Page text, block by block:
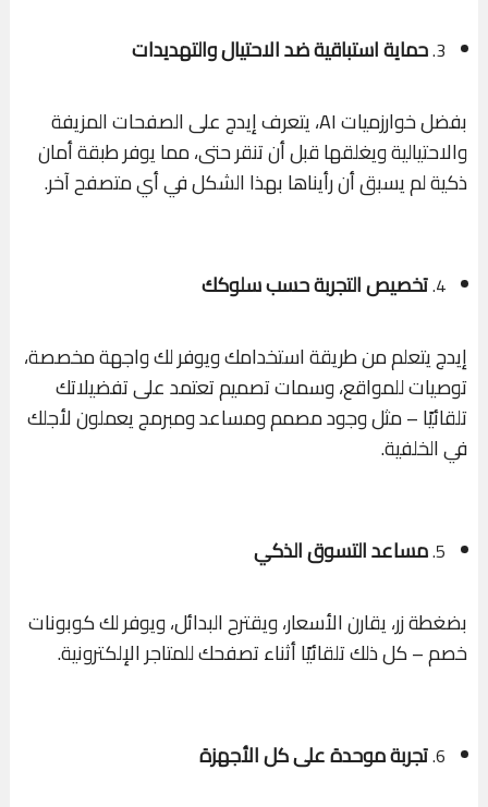
3. حماية استباقية ضد الاحتيال والتهديدات
بفضل خوارزميات AI، يتعرف إيدج على الصفحات المزيفة
والاحتيالية ويغلقها قبل أن تنقر حتى، مما يوفر طبقة أمان
ذكية لم يسبق أن رأيناها بهذا الشكل في أي متصفح آخر.
4. تخصيص التجربة حسب سلوكك
إيدج يتعلم من طريقة استخدامك ويوفر لك واجهة مخصصة،
توصيات للمواقع، وسمات تصميم تعتمد على تفضيلاتك
تلقائيًا – مثل وجود مصمم ومساعد ومبرمج يعملون لأجلك
في الخلفية.
5. مساعد التسوق الذكي
بضغطة زر، يقارن الأسعار، ويقترح البدائل، ويوفر لك كوبونات
خصم – كل ذلك تلقائيًا أثناء تصفحك للمتاجر الإلكترونية.
6. تجربة موحدة على كل الأجهزة